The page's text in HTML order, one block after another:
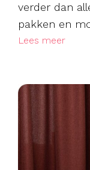
verder dan
pakken en
Lees meer